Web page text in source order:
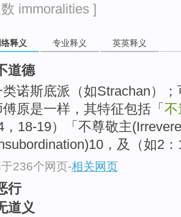
immoralities ]
络释义 专业释义 英英释义
道德
类诺斯底派（如Strachan）
傅原是一样，其特征包括「 不
，18-19）「不尊敬主
，及（如2
236个网页-相关网页
行
道义